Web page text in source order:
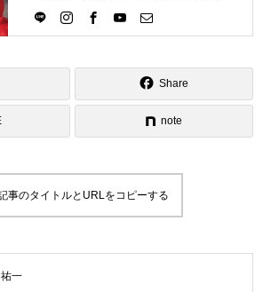
Movie
Present
Directlineスキースクール代表として、
スキーインストラクターが職業選択の
Share
note
事のタイトルとURLをコピーする
一